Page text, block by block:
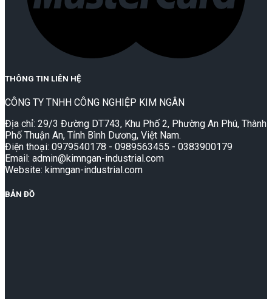
THÔNG TIN LIÊN HỆ
CÔNG TY TNHH CÔNG NGHIỆP KIM NGÂN
Địa chỉ: 29/3 Đường DT743, Khu Phố 2, Phường An Phú, Thành
Phố Thuận An, Tỉnh Bình Dương, Việt Nam.
Điện thoại: 0979540178 - 0989563455 - 0383900179
Email: admin@kimngan-industrial.com
Website: kimngan-industrial.com
BẢN ĐỒ